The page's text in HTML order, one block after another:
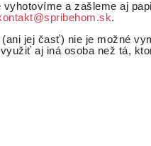
a zašleme aj
.
jej časť) nie je možné
aj iná osoba než tá,